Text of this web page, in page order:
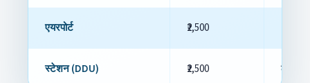
एयरपोर्ट ₹2,500
स्टेशन (DDU) ₹2,500 लंबी